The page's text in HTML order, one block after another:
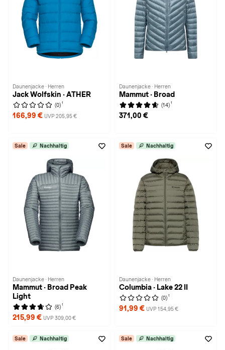
Daunenjacke · Herren
Jack Wolfskin · ATHER
(0) 1
166,99 € UVP 205,95 €
Daunenjacke · Herren
Mammut · Broad
(14) 1
371,00 €
Sale Nachhaltig
Daunenjacke · Herren
Mammut · Broad Peak
Light
(6) 1
215,99 € UVP 309,00 €
Sale Nachhaltig
Daunenjacke · Herren
Columbia · Lake 22 II
(0) 1
91,99 € UVP 154,95 €
Sale Nachhaltig Sale Nachhaltig